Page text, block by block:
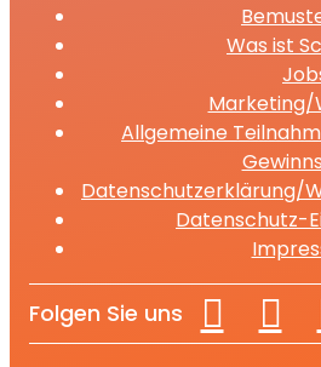
Was ist
Marketing/
Allgemeine
Datenschutzerklärung/
Datenschutz-
Folgen Sie uns